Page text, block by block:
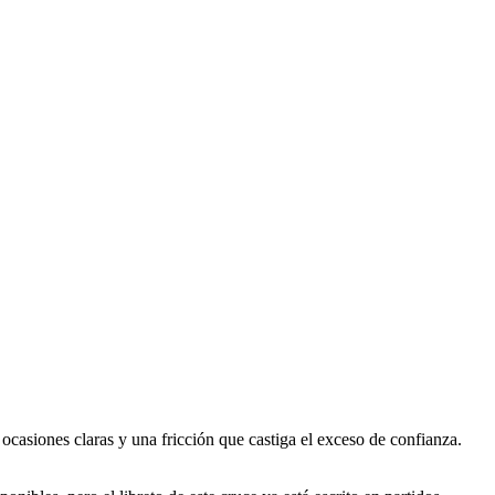
claras y una fricción que castiga el exceso de confianza.